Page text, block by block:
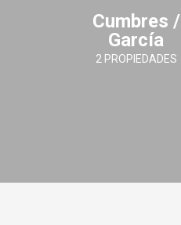
Cumbres /
García
2 PROPIEDADES